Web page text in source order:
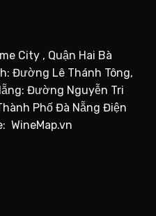
City , Quận Hai Bà
Đường Lê Thánh Tông,
Đường Nguyễn Tri
Phố Đà Nẵng Điện
WineMap.vn